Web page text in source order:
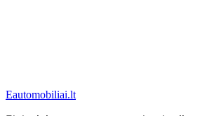
Eautomobiliai.lt